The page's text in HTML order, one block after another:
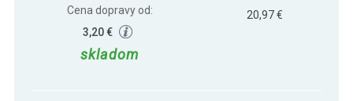
Cena dopravy od:
3,20 €
skladom
20,97 €